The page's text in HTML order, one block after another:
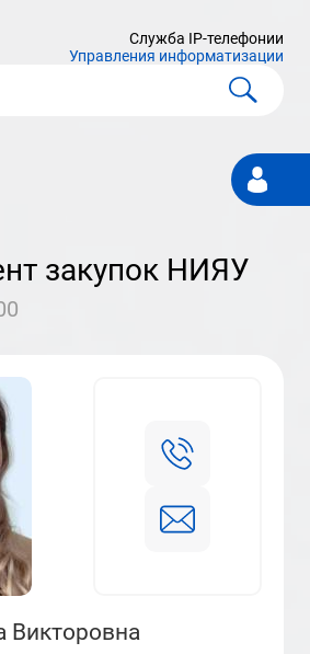
Служба IP-телефонии
Управления информатизации
Личный
кабинет
Викторовна